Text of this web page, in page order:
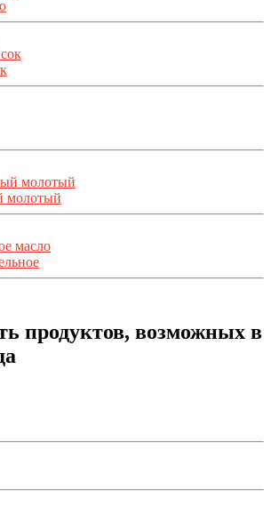
молотый
продуктов, возможных в